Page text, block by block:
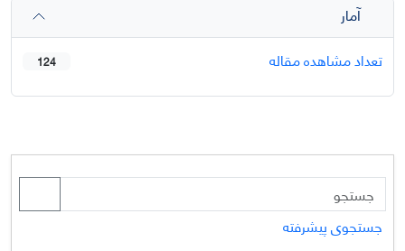
آمار
تعداد مشاهده مقاله
124
جستجوی پیشرفته